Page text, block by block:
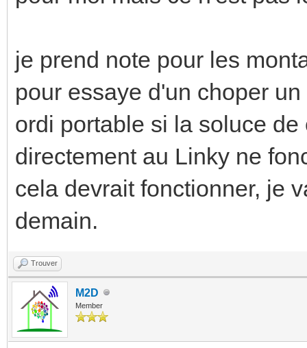
je prend note pour les
pour essaye d'un choper
ordi portable si la soluce
directement au Linky ne
cela devrait fonctionner, je
demain.
Trouver
M2D
Member